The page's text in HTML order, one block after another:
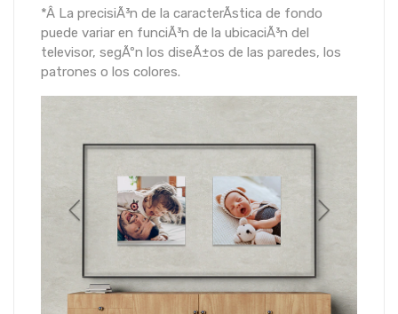
*Â La precisiÃ³n de la caracterÃ­stica de fondo
puede variar en funciÃ³n de la ubicaciÃ³n del
televisor, segÃºn los diseÃ±os de las paredes, los
patrones o los colores.